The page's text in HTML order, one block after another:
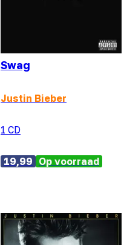
Swag
Justin Bieber
1 CD
19,99 Op voorraad